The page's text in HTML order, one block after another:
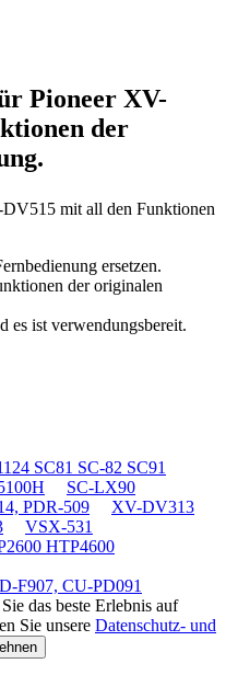
Pioneer XV-
der
mit all den Funktionen
ersetzen.
der originalen
es ist verwendungsbereit.
SC81 SC-82 SC91
SC-LX90
PDR-509
XV-DV313
VSX-531
HTP4600
F907, CU-PD091
das beste Erlebnis auf
Sie unsere Datenschutz- und